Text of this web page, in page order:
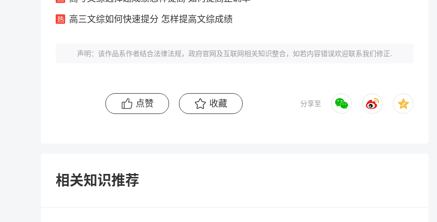
高三文综如何快速提分 怎样提高文综成绩
声明：该作品系作者结合法律法规，政府官网及互联网相关知识整合，如若内容错误欢迎联系我们修正.
点赞 收藏 分享至
相关知识推荐